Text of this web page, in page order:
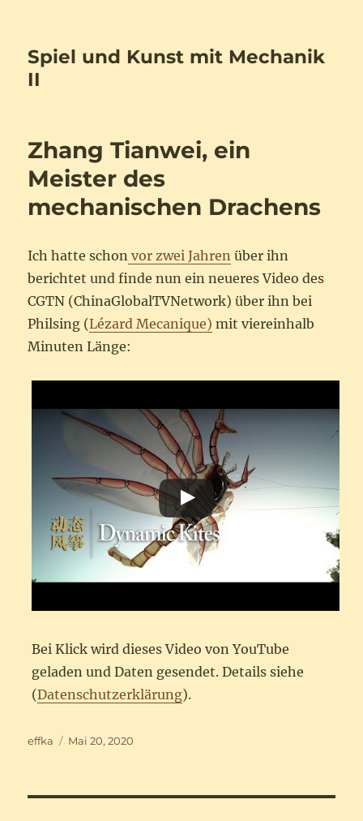
Spiel und Kunst mit Mechanik
II
Zhang Tianwei, ein
Meister des
mechanischen Drachens
Ich hatte schon vor zwei Jahren über ihn
berichtet und finde nun ein neueres Video des
CGTN (ChinaGlobalTVNetwork) über ihn bei
Philsing (Lézard Mecanique) mit viereinhalb
Minuten Länge:
Bei Klick wird dieses Video von YouTube
geladen und Daten gesendet. Details siehe
(Datenschutzerklärung).
Autor
effka
Veröffentlicht
Mai 20, 2020